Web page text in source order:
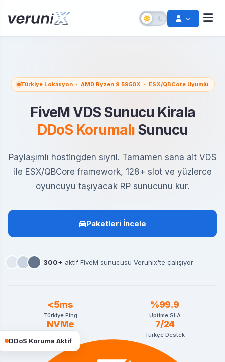
Hesabınızı kurtarın
Türkiye Lokasyon · AMD Ryzen 9 5950X · ESX/QBCore Uyumlu
FiveM VDS Sunucu Kirala
DDoS Korumalı Sunucu
Paylaşımlı hostingden sıyrıl. Tamamen sana ait VDS
ile ESX/QBCore framework, 128+ slot ve yüzlerce
oyuncuyu taşıyacak RP sunucunu kur.
Paketleri İncele
300+ aktif FiveM sunucusu Verunix'te çalışıyor
<5ms
Türkiye Ping
%99.9
Uptime SLA
NVMe 7/24
Türkçe Destek
DDoS Koruma Aktif